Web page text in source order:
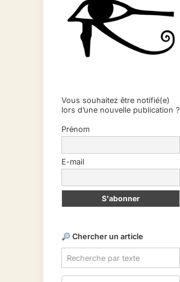
Vous souhaitez être notifié(e)
lors d’une nouvelle publication ?
Prénom
E-mail
Chercher un article